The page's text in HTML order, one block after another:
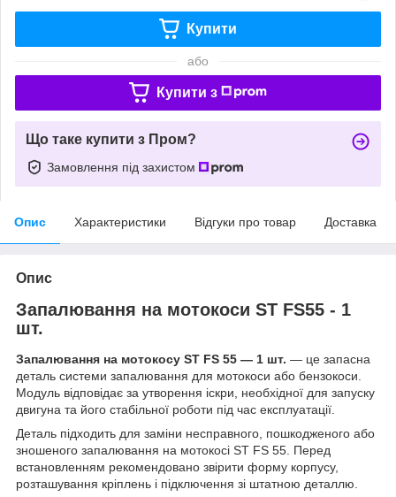
Купити
або
Купити з
Що таке купити з Пром?
Замовлення під захистом
Опис Характеристики Відгуки про товар Доставка
Опис
Запалювання на мотокоси ST FS55 - 1
шт.
Запалювання на мотокосу ST FS 55 — 1 шт. — це запасна
деталь системи запалювання для мотокоси або бензокоси.
Модуль відповідає за утворення іскри, необхідної для запуску
двигуна та його стабільної роботи під час експлуатації.
Деталь підходить для заміни несправного, пошкодженого або
зношеного запалювання на мотокосі ST FS 55. Перед
встановленням рекомендовано звірити форму корпусу,
розташування кріплень і підключення зі штатною деталлю.